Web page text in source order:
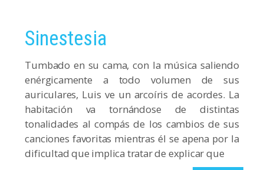
Sinestesia
Tumbado en su cama, con la música saliendo
enérgicamente a todo volumen de sus
auriculares, Luis ve un arcoíris de acordes. La
habitación va tornándose de distintas
tonalidades al compás de los cambios de sus
canciones favoritas mientras él se apena por la
dificultad que implica tratar de explicar que